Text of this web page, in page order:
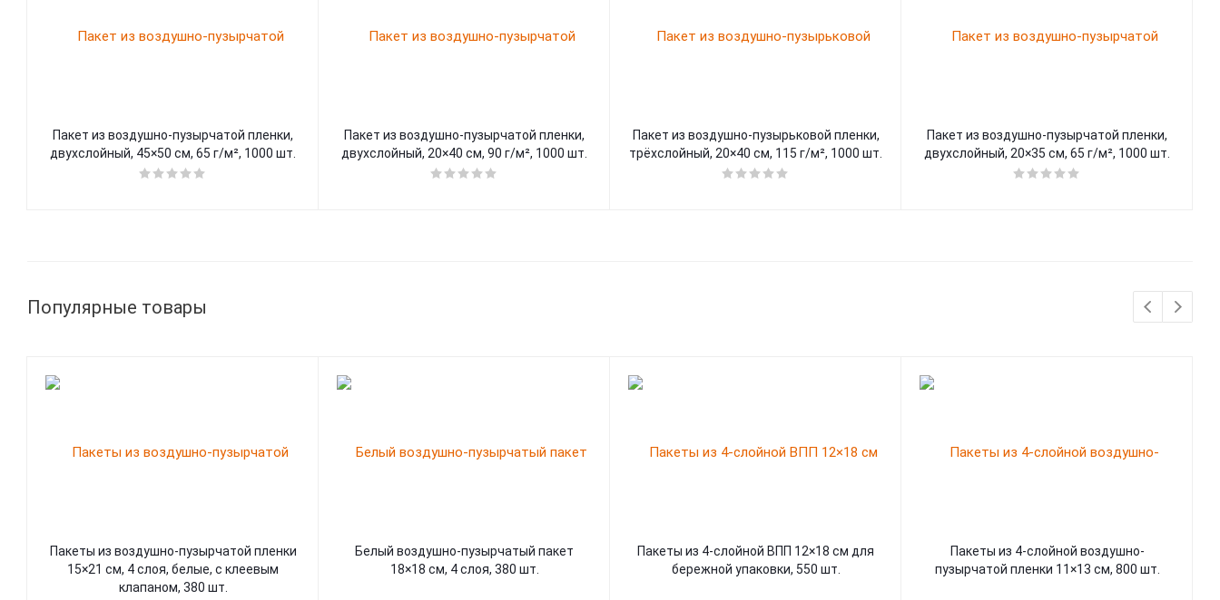
Пакет из воздушно-пузырчатой пленки,
двухслойный, 45×50 см, 65 г/м², 1000 шт.
Пакет из воздушно-пузырчатой пленки,
двухслойный, 20×40 см, 90 г/м², 1000 шт.
Пакет из воздушно-пузырьковой пленки,
трёхслойный, 20×40 см, 115 г/м², 1000 шт.
Пакет из воздушно-пузырчатой пленки,
двухслойный, 20×35 см, 65 г/м², 1000 шт.
Популярные товары
Пакеты из воздушно-пузырчатой пленки
15×21 см, 4 слоя, белые, с клеевым
клапаном, 380 шт.
Белый воздушно-пузырчатый пакет
18×18 см, 4 слоя, 380 шт.
Пакеты из 4-слойной ВПП 12×18 см для
бережной упаковки, 550 шт.
Пакеты из 4-слойной воздушно-
пузырчатой пленки 11×13 см, 800 шт.